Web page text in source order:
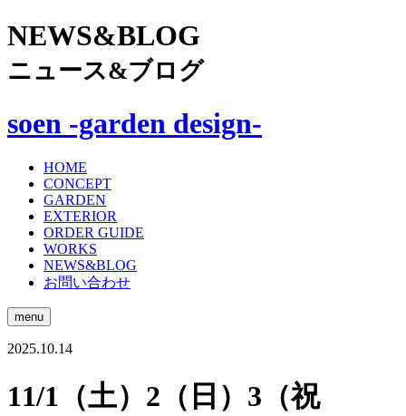
NEWS&BLOG
ニュース&ブログ
soen -garden design-
HOME
CONCEPT
GARDEN
EXTERIOR
ORDER GUIDE
WORKS
NEWS&BLOG
お問い合わせ
menu
2025.10.14
11/1（土）2（日）3（祝